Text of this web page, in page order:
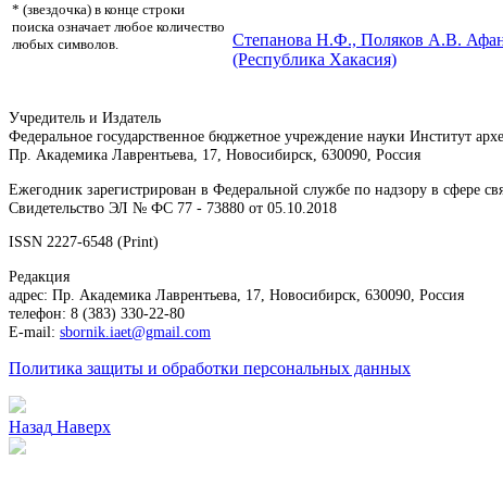
* (звездочка) в конце строки
поиска означает любое количество
любых символов.
Степанова Н.Ф., Поляков А.В.
(Республика Хакасия)
Учредитель и Издатель
Федеральное государственное бюджетное учреждение науки Институт
Пр. Академика Лаврентьева, 17, Новосибирск, 630090, Россия
Ежегодник зарегистрирован в Федеральной службе по надзору в сфере
Свидетельство ЭЛ № ФС 77 - 73880 от 05.10.2018
ISSN 2227-6548 (Print)
Редакция
адрес: Пр. Академика Лаврентьева, 17, Новосибирск, 630090, Россия
телефон: 8 (383) 330-22-80
E-mail: sbornik.iaet@gmail.com
Политика защиты и обработки персональных данных
Назад Наверх